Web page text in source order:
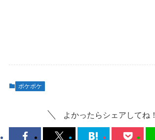
ポケポケ
よかったらシェアしてね！